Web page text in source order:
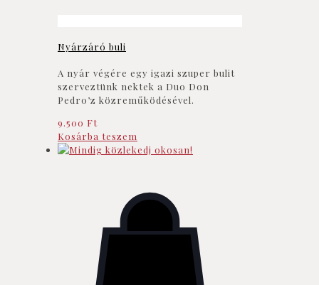
Nyárzáró buli
A nyár végére egy igazi szuper bulit
szerveztünk nektek a Duo Don
Pedro’z közreműködésével.
9.500 Ft
Kosárba teszem